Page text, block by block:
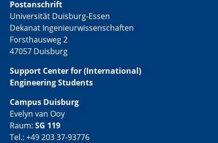
Postanschrift
Universität Duisburg-Essen
Dekanat Ingenieurwissenschaften
Forsthausweg 2
47057 Duisburg
Support Center for (International)
Engineering Students
Campus Duisburg
Evelyn van Ooy
Raum: SG 119
Tel.: +49 203 37-93776